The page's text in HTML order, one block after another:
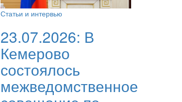
Статьи и интервью
23.07.2026: В
Кемерово
состоялось
межведомственное